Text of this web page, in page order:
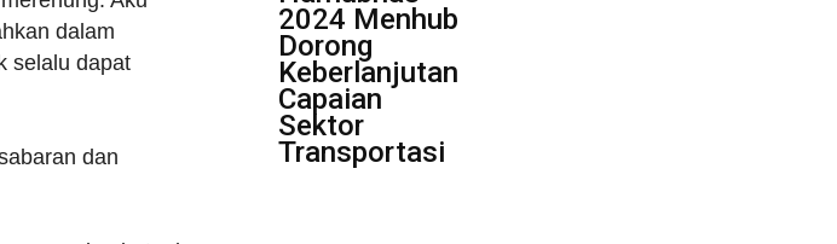
dalam
selalu dapat
dan
2024 Menhub
Dorong
Keberlanjutan
Capaian
Sektor
Transportasi